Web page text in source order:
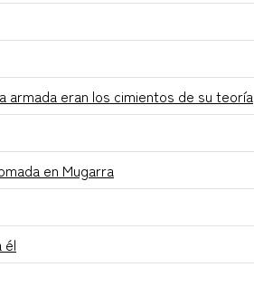
armada eran los cimientos de su teoría
en Mugarra
él